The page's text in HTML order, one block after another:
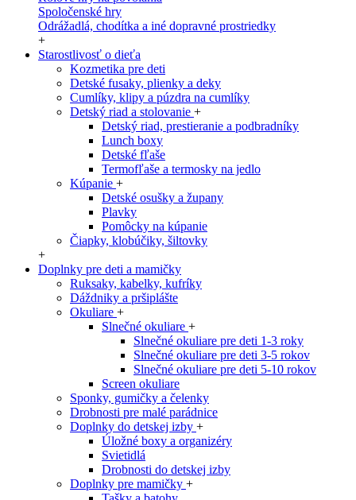
Spoločenské hry
Odrážadlá, chodítka a iné dopravné prostriedky
+
Starostlivosť o dieťa
Kozmetika pre deti
Detské fusaky, plienky a deky
Cumlíky, klipy a púzdra na cumlíky
Detský riad a stolovanie +
Detský riad, prestieranie a podbradníky
Lunch boxy
Detské fľaše
Termofľaše a termosky na jedlo
Kúpanie +
Detské osušky a župany
Plavky
Pomôcky na kúpanie
Čiapky, klobúčiky, šiltovky
+
Doplnky pre deti a mamičky
Ruksaky, kabelky, kufríky
Dáždniky a pršiplášte
Okuliare +
Slnečné okuliare +
Slnečné okuliare pre deti 1-3 roky
Slnečné okuliare pre deti 3-5 rokov
Slnečné okuliare pre deti 5-10 rokov
Screen okuliare
Sponky, gumičky a čelenky
Drobnosti pre malé parádnice
Doplnky do detskej izby +
Úložné boxy a organizéry
Svietidlá
Drobnosti do detskej izby
Doplnky pre mamičky +